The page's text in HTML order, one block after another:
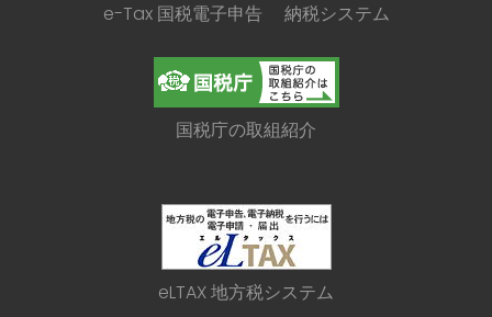
e-Tax 国税電子申告 納税システム
国税庁の取組紹介
eLTAX 地方税システム